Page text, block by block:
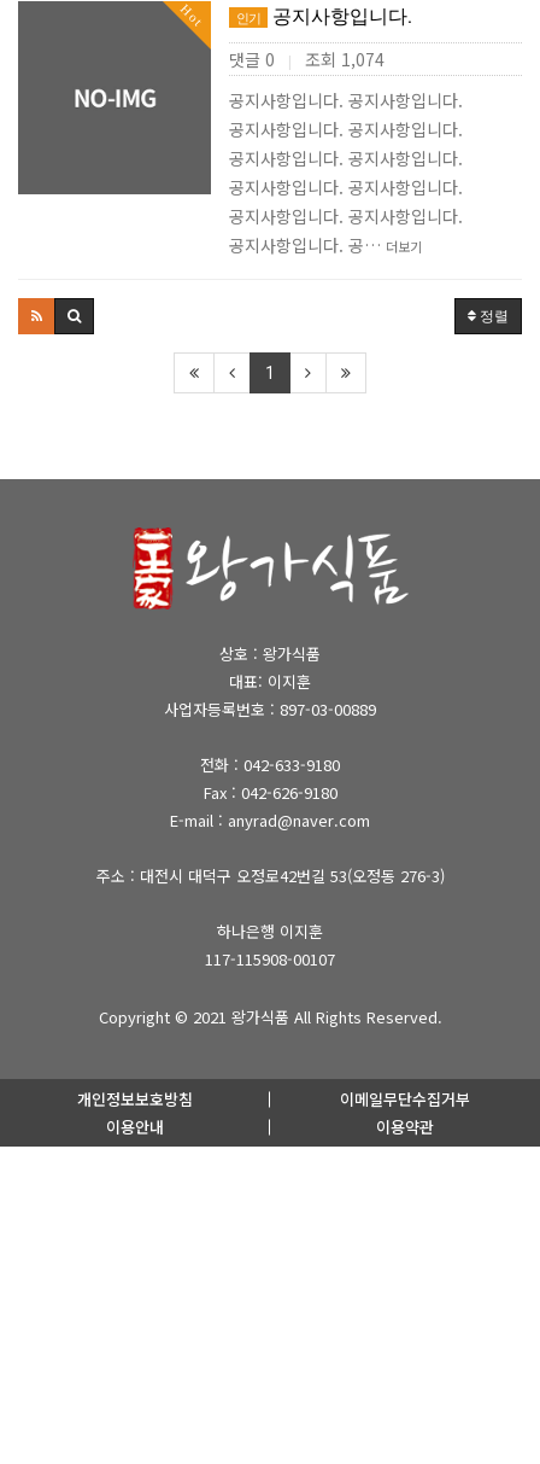
Hot 인기 공지사항입니다.
댓글 0 |
조회 1,074
공지사항입니다. 공지사항입니다.
공지사항입니다. 공지사항입니다.
공지사항입니다. 공지사항입니다.
공지사항입니다. 공지사항입니다.
공지사항입니다. 공지사항입니다.
공지사항입니다. 공… 더보기
정렬
1
상호 : 왕가식품
대표: 이지훈
사업자등록번호 : 897-03-00889
전화 : 042-633-9180
Fax : 042-626-9180
E-mail : anyrad@naver.com
주소 : 대전시 대덕구 오정로42번길 53(오정동 276-3)
하나은행 이지훈
117-115908-00107
Copyright © 2021 왕가식품 All Rights Reserved.
개인정보보호방침
이용약관
이용안내
이메일무단수집거부